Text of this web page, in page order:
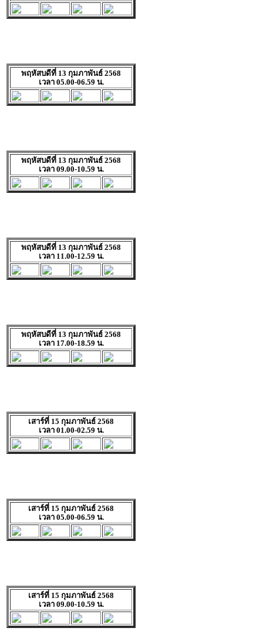
พฤหัสบดีที่ 13 กุมภาพันธ์ 2568
เวลา 05.00-06.59 น.
พฤหัสบดีที่ 13 กุมภาพันธ์ 2568
เวลา 09.00-10.59 น.
พฤหัสบดีที่ 13 กุมภาพันธ์ 2568
เวลา 11.00-12.59 น.
พฤหัสบดีที่ 13 กุมภาพันธ์ 2568
เวลา 17.00-18.59 น.
เสาร์ที่ 15 กุมภาพันธ์ 2568
เวลา 01.00-02.59 น.
เสาร์ที่ 15 กุมภาพันธ์ 2568
เวลา 05.00-06.59 น.
เสาร์ที่ 15 กุมภาพันธ์ 2568
เวลา 09.00-10.59 น.